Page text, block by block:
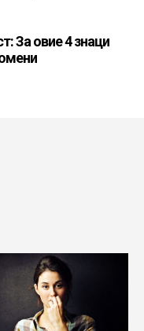
За овие 4 знаци